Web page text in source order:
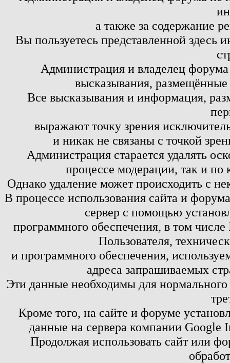
а также за содержание
Вы пользуетесь представленной здесь
Администрация и владелец
высказывания,
Все высказывания и информация,
выражают точку зрения
и никак не связаны с точкой
Администрация старается удалять
процессе модерации, так и по
Однако удаление может происходить с
В процессе использования сайта и
сервер с помощью
программного обеспечения, в том
Пользователя,
и программного обеспечения,
адреса запрашиваемых
Эти данные необходимы для
Кроме того, на сайте и форуме
данные на сервера компании
Продолжая использовать сайт или